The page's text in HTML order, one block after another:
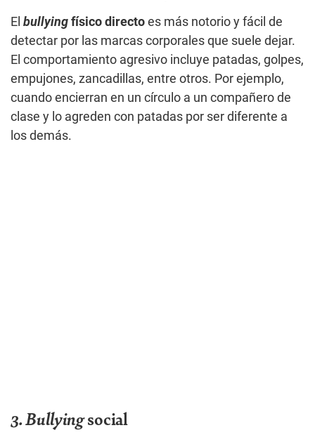
El bullying físico directo es más notorio y fácil de
detectar por las marcas corporales que suele dejar.
El comportamiento agresivo incluye patadas, golpes,
empujones, zancadillas, entre otros. Por ejemplo,
cuando encierran en un círculo a un compañero de
clase y lo agreden con patadas por ser diferente a
los demás.
3. Bullyingsocial